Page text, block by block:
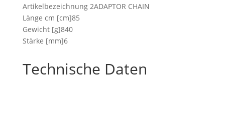
Artikelbezeichnung 2ADAPTOR CHAIN
Länge cm [cm]85
Gewicht [g]840
Stärke [mm]6
Technische Daten